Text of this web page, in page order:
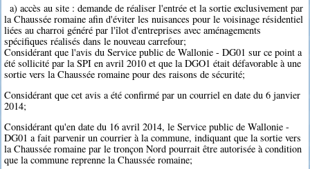
a) accès au site : demande de réaliser l'entrée et la sortie exclusivement par
la Chaussée romaine afin d'éviter les nuisances pour le voisinage résidentiel
liées au charroi généré par l'îlot d'entreprises avec aménagements
spécifiques réalisés dans le nouveau carrefour;
Considérant que l'avis du Service public de Wallonie - DG01 sur ce point a
été sollicité par la SPI en avril 2010 et que la DGO1 était défavorable à une
sortie vers la Chaussée romaine pour des raisons de sécurité;
Considérant que cet avis a été confirmé par un courriel en date du 6 janvier
2014;
Considérant qu'en date du 16 avril 2014, le Service public de Wallonie -
DG01 a fait parvenir un courrier à la commune, indiquant que la sortie vers
la Chaussée romaine par le tronçon Nord pourrait être autorisée à condition
que la commune reprenne la Chaussée romaine;